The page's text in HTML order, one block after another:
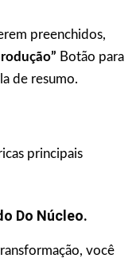
preenchidos,
Botão para
de resumo.
principais
Do Núcleo.
você